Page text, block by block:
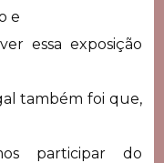
e
essa exposição
também foi que,
participar do